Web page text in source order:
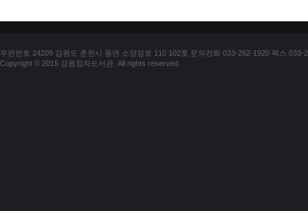
우편번호 24209 강원도 춘천시 동면 소양강로 110 102호 문의전화 033-262-1920 팩스 033-
Copyright © 2015 강원점자도서관. All rights reserved.